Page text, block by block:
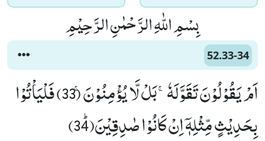
بِسْمِ اللّٰهِ الرَّحْمٰنِ الرَّحِیْمِ
52.33-34
اَمْ یَقُوْلُوْنَ تَقَوَّلَهٗۚ-بَلْ لَّا یُؤْمِنُوْنَۚ (33) فَلْیَاْتُوْا
بِحَدِیْثٍ مِّثْلِهٖۤ اِنْ كَانُوْا صٰدِقِیْنَﭤ(34)